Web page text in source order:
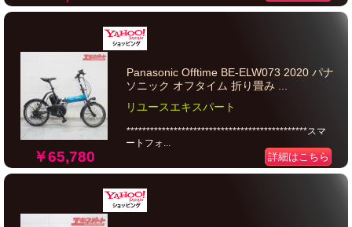
￥65,780
Panasonic Offtime BE-ELW073 2020 パナ
ソニック オフタイム 折り畳み ...
リユースエキスパート
**********************************************スマ
ートフォ...
詳細はこちら